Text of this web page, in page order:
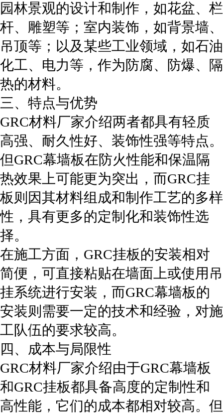
园林景观的设计和制作，如花盆、栏
杆、雕塑等；室内装饰，如背景墙、
吊顶等；以及某些工业领域，如石油
化工、电力等，作为防腐、防爆、隔
热的材料。
三、特点与优势
GRC材料厂家介绍两者都具有轻质
高强、耐久性好、装饰性强等特点。
但GRC幕墙板在防火性能和保温隔
热效果上可能更为突出，而GRC挂
板则因其材料组成和制作工艺的多样
性，具有更多的定制化和装饰性选
择。
在施工方面，GRC挂板的安装相对
简便，可直接粘贴在墙面上或使用吊
挂系统进行安装，而GRC幕墙板的
安装则需要一定的技术和经验，对施
工队伍的要求较高。
四、成本与局限性
GRC材料厂家介绍由于GRC幕墙板
和GRC挂板都具备高度的定制性和
高性能，它们的成本都相对较高。但